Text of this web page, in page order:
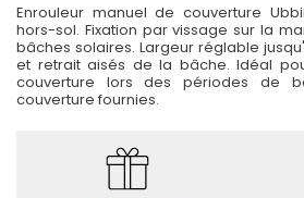
Enrouleur manuel de couverture
hors-sol. Fixation par vissage sur la
bâches solaires. Largeur réglable
et retrait aisés de la bâche. Idéal
couverture lors des périodes de
couverture fournies.